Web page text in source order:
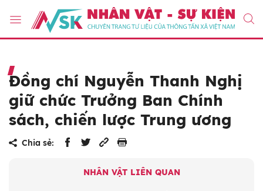
Đồng chí Nguyễn Thanh Nghị
giữ chức Trưởng Ban Chính
sách, chiến lược Trung ương
Chia sẻ:
NHÂN VẬT LIÊN QUAN